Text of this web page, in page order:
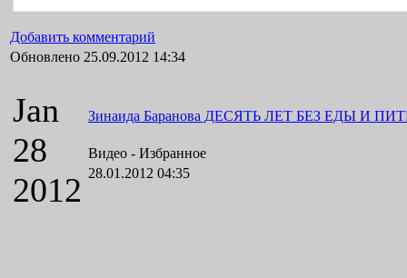
Добавить комментарий
Обновлено 25.09.2012 14:34
Jan
28
2012
Зинаида Баранова ДЕСЯТЬ ЛЕТ БЕЗ ЕДЫ И
Видео - Избранное
28.01.2012 04:35